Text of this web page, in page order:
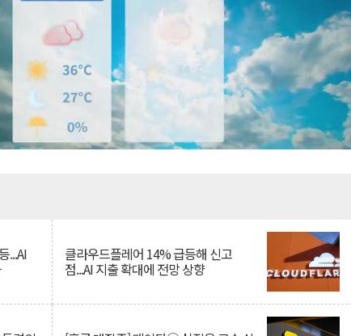
...AI 클라우드플레어 14% 급등해 신고
점...AI 지출 확대에 전망 상향